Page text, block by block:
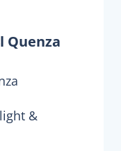
Quenza
&